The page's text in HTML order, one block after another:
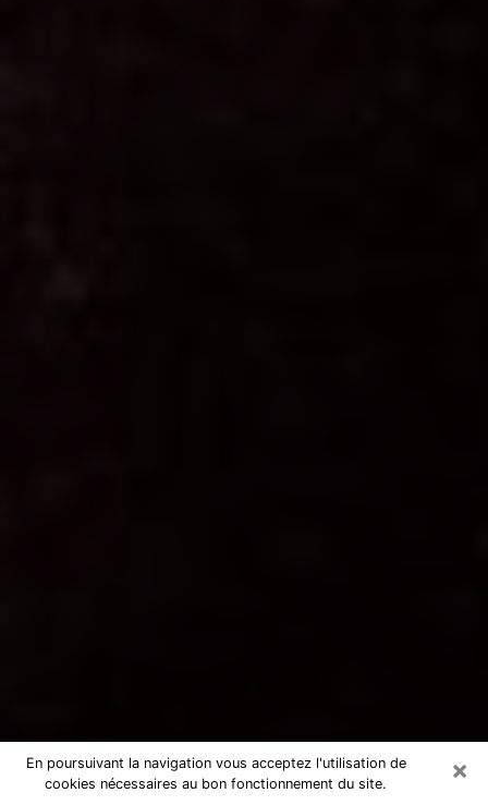
×
En poursuivant la navigation vous acceptez l'utilisation de
cookies nécessaires au bon fonctionnement du site.